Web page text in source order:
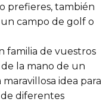
prefieres, también
campo de golf o
familia de vuestros
la mano de un
idea para
de diferentes